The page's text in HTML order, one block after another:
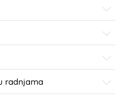
radnjama